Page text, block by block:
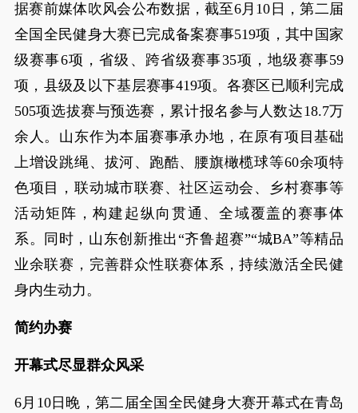
据赛前媒体吹风会公布数据，截至6月10日，第二届
全国全民健身大赛已完成备案赛事519项，其中国家
级赛事6项，省级、跨省级赛事35项，地级赛事59
项，县级及以下基层赛事419项。各赛区已顺利完成
505项选拔赛与预选赛，累计报名参与人数达18.7万
余人。山东作为本届赛事承办地，在原有项目基础
上增设跳绳、拔河、跑酷、腰旗橄榄球等60余项特
色项目，联动城市联赛、社区运动会、乡村赛事等
活动矩阵，构建起纵向贯通、全域覆盖的赛事体
系。同时，山东创新推出“齐鲁超赛”“城BA”等精品
业余联赛，完善群众性联赛体系，持续激活全民健
身内生动力。
简约办赛
开幕式尽显群众风采
6月10日晚，第二届全国全民健身大赛开幕式在青岛